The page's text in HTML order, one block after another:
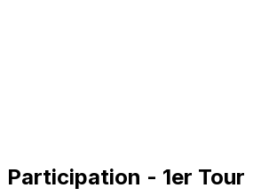
Participation - 1er Tour